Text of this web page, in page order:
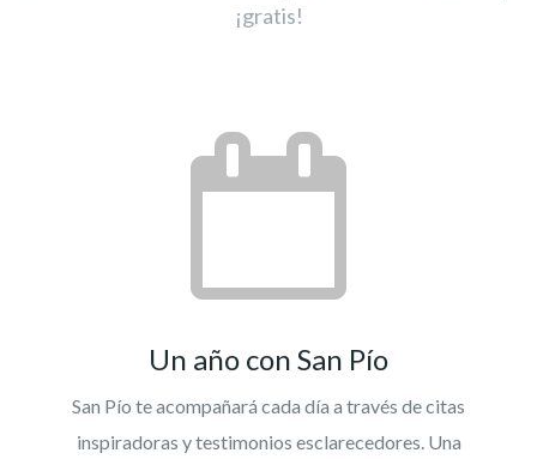
¡gratis!
Un año con San Pío
San Pío te acompañará cada día a través de citas
inspiradoras y testimonios esclarecedores. Una